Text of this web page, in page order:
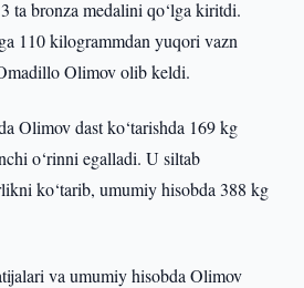
ta bronza medalini qo‘lga kiritdi.
110 kilogrammdan yuqori vazn
Olimov olib keldi.
Olimov dast ko‘tarishda 169 kg
o‘rinni egalladi. U siltab
ko‘tarib, umumiy hisobda 388 kg
va umumiy hisobda Olimov